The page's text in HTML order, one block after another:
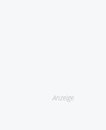
Anzeige